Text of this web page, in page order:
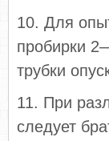
10. Для
пробирки
трубки
11. При
следует